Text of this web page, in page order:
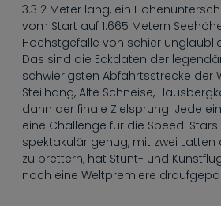
3.312 Meter lang, ein
vom Start auf 1.665 Metern
Höchstgefälle von schier
Das sind die Eckdaten der
schwierigsten Abfahrtsstrecke der
Steilhang, Alte Schneise,
dann der finale Zielsprung: Jede
eine Challenge für die Speed-
spektakulär genug, mit zwei Latten
zu brettern, hat Stunt- und
noch eine Weltpremiere